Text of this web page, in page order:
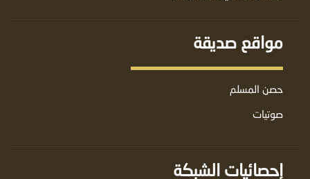
مواقع صديقة
حصن المسلم
صوتيات
إحصائيات الشبكة